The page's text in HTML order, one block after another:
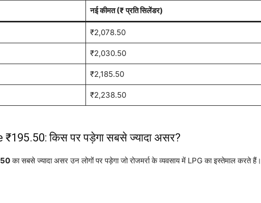
नई कीमत (₹ प्रति सिलेंडर)
₹2,078.50
₹2,030.50
₹2,185.50
₹2,238.50
किस पर पड़ेगा सबसे ज्यादा असर?
का सबसे ज्यादा असर उन लोगों पर पड़ेगा जो रोजमर्रा के व्यवसाय में LPG का इस्तेमाल करते हैं।